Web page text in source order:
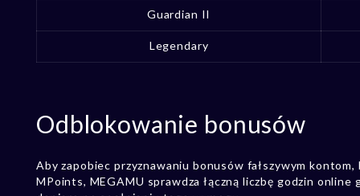
Guardian II
Legendary
Odblokowanie bonusów
Aby zapobiec przyznawaniu bonusów fałszywym
MPoints, MEGAMU sprawdza łączną liczbę godzin